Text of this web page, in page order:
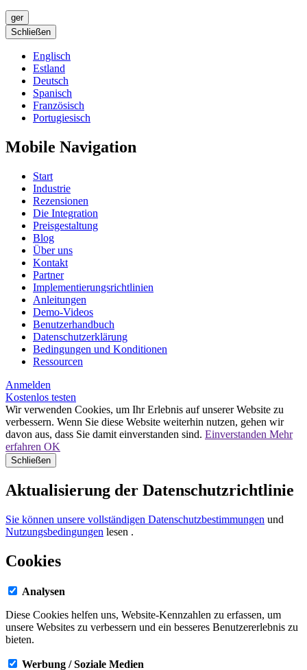
ger
Schließen
Englisch
Estland
Deutsch
Spanisch
Französisch
Portugiesisch
Mobile Navigation
Start
Industrie
Rezensionen
Die Integration
Preisgestaltung
Blog
Über uns
Kontakt
Partner
Implementierungsrichtlinien
Anleitungen
Demo-Videos
Benutzerhandbuch
Datenschutzerklärung
Bedingungen und Konditionen
Ressourcen
Anmelden
Kostenlos testen
Wir verwenden Cookies, um Ihr Erlebnis auf unserer Website zu
verbessern. Wenn Sie diese Website weiterhin nutzen, gehen wir
davon aus, dass Sie damit einverstanden sind. Einverstanden Mehr
erfahren OK
Schließen
Aktualisierung der Datenschutzrichtlinie
Sie können unsere vollständigen Datenschutzbestimmungen und
Nutzungsbedingungen lesen .
Cookies
Analysen
Diese Cookies helfen uns, Website-Kennzahlen zu erfassen, um
unsere Websites zu verbessern und ein besseres Benutzererlebnis zu
bieten.
Werbung / Soziale Medien